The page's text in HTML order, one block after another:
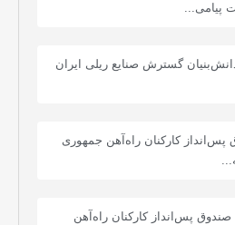
پیامی...
گسترش صنایع ریلی ایران
کارکنان راه‌آهن جمهوری
پس‌انداز کارکنان راه‌آهن